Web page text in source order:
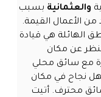
والعثمانية بسبب
الأعمال القيمة.
الهائلة هي قيادة
عن مكان
مع سائق محلي
نجاح في مكان
محترف. أتيت